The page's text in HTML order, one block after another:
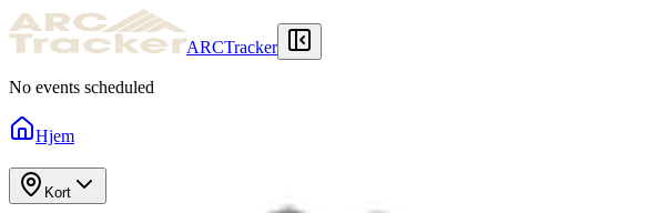
ARCTracker
No events scheduled
Hjem
Kort